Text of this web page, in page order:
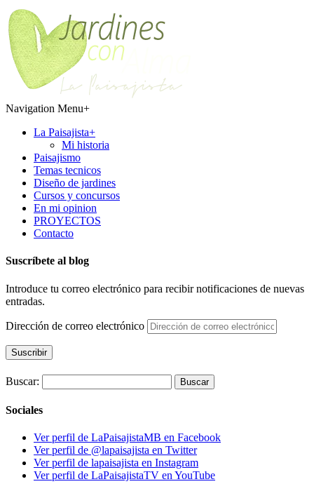
Navigation Menu+
La Paisajista+
Mi historia
Paisajismo
Temas tecnicos
Diseño de jardines
Cursos y concursos
En mi opinion
PROYECTOS
Contacto
Suscríbete al blog
Introduce tu correo electrónico para recibir notificaciones de nuevas
entradas.
Dirección de correo electrónico
Suscribir
Buscar:
Sociales
Ver perfil de LaPaisajistaMB en Facebook
Ver perfil de @lapaisajista en Twitter
Ver perfil de lapaisajista en Instagram
Ver perfil de LaPaisajistaTV en YouTube